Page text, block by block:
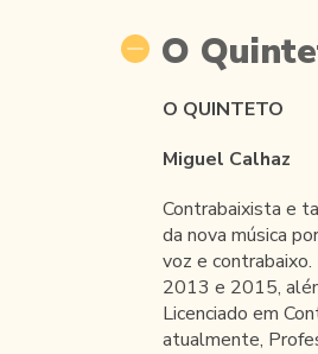
O
O QUINTETO
Miguel Calhaz
Contrabaixista e
da nova música
voz e
2013 e 2015,
Licenciado em
atualmente,